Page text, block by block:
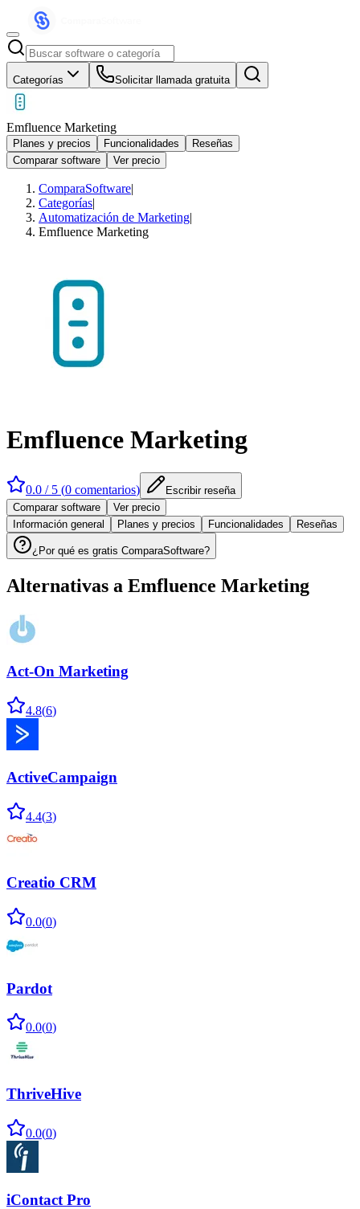
Categorías Solicitar llamada gratuita
Emfluence Marketing
Planes y precios Funcionalidades
Reseñas
Comparar software
Ver precio
ComparaSoftware|
Categorías|
Automatización de Marketing|
Emfluence Marketing
Emfluence Marketing
0.0 / 5 (0 comentarios)
Escribir reseña
Comparar software
Ver precio
Información general
Planes y precios Funcionalidades Reseñas
¿Por qué es gratis ComparaSoftware?
Alternativas a Emfluence Marketing
Act-On Marketing
4.8(6)
ActiveCampaign
4.4(3)
Creatio CRM
0.0(0)
Pardot
0.0(0)
ThriveHive
0.0(0)
iContact Pro